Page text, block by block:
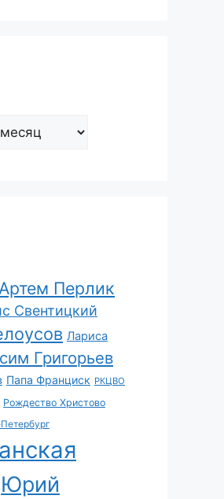
Перлик
Свентицкий
Лариса
Григорьев
Папа Франциск РКЦВО
Рождество Христово
Юрий